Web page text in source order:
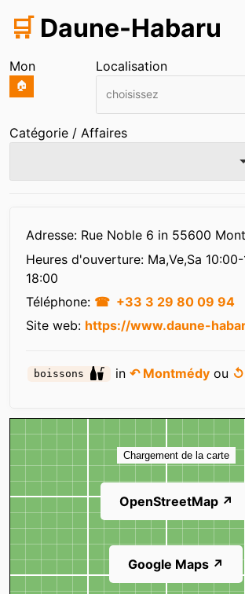
🛒 Daune-Habaru
Mon
🏠
Localisation
choisissez
Catégorie / Affaires
Adresse: Rue Noble 6 in 55600
Heures d'ouverture: Ma,Ve,Sa
18:00
Téléphone:
+33 3 29 80 09 94
Site web: https://www.daune-
boissons in↶ Montmédy ou ↺
Carte
Chargement de la carte
OpenStreetMap ↗
Google Maps ↗